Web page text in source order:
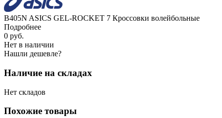
B405N ASICS GEL-ROCKET 7 Кроссовки волейбольные
Подробнее
0 руб.
Нет в наличии
Нашли дешевле?
Наличие на складах
Нет складов
Похожие товары